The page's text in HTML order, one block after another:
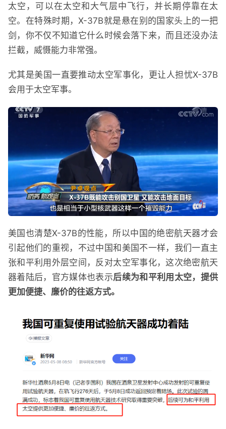
太空，可以在太空和大气层中飞行，并长期停靠在太
空。在特殊时期，X-37B就是悬在别的国家头上的一把
剑，你不仅不知道它什么时候会落下来，而且还没办法
拦截，威慑能力非常强。
尤其是美国一直要推动太空军事化，更让人担忧X-37B
会用于太空军事。
美国也清楚X-37B的性能，所以中国的绝密航天器才会
引起他们的重视，不过中国和美国不一样，我们一直主
张和平利用外层空间，反对太空军事化，这次绝密航天
器着陆后，官方媒体也表示后续为和平利用太空，提供
更加便捷、廉价的往返方式。